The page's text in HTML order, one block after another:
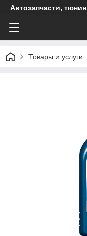
Автозапчасти,
Товары и услуги